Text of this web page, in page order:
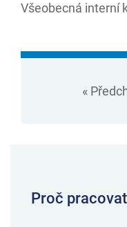
Všeobecná interní
«
Proč